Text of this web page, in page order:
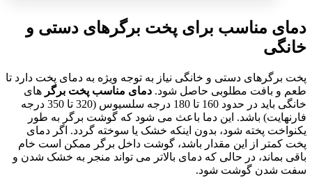
دمای مناسب برای پخت برگرهای دستی و
خانگی
پخت برگرهای دستی و خانگی نیاز به توجه ویژه به دمای پخت دارد تا
طعم و بافت مطلوبی حاصل شود. دمای مناسب پخت برگر های
خانگی باید در حدود 160 تا 180 درجه سلسیوس (320 تا 350 درجه
فارنهایت) باشد. این دما باعث می شود که گوشت برگر به طور
یکنواخت پخته شود، بدون اینکه خشک یا سوخته گردد. اگر دمای
پخت کمتر از این مقدار باشد، گوشت داخل برگر ممکن است خام
باقی بماند، در حالی که دمای بالاتر می تواند منجر به خشک شدن و
سفت شدن گوشت شود.